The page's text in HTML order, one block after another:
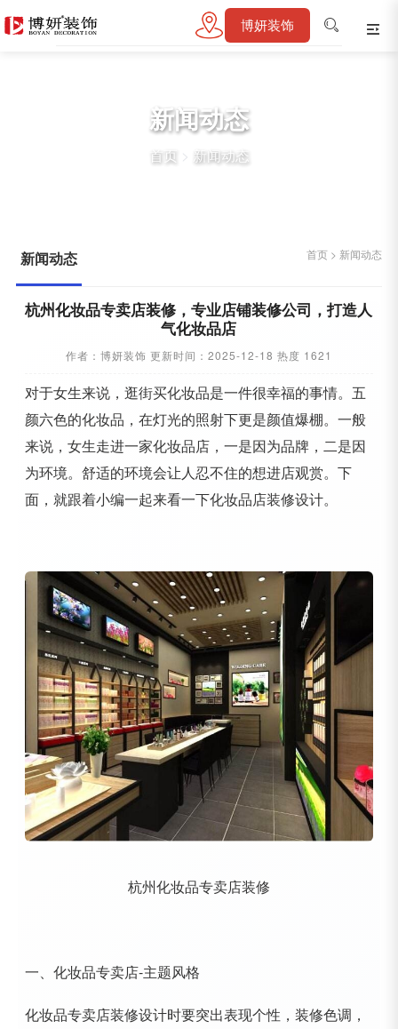
博妍装饰
新闻动态
首页 > 新闻动态
新闻动态 首页 > 新闻动态
杭州化妆品专卖店装修，专业店铺装修公司，打造人
气化妆品店
作者：博妍装饰 更新时间：2025-12-18 热度 1621
对于女生来说，逛街买化妆品是一件很幸福的事情。五
颜六色的化妆品，在灯光的照射下更是颜值爆棚。一般
来说，女生走进一家化妆品店，一是因为品牌，二是因
为环境。舒适的环境会让人忍不住的想进店观赏。下
面，就跟着小编一起来看一下化妆品店装修设计。
杭州化妆品专卖店装修
一、化妆品专卖店-主题风格
化妆品专卖店装修设计时要突出表现个性，装修色调，